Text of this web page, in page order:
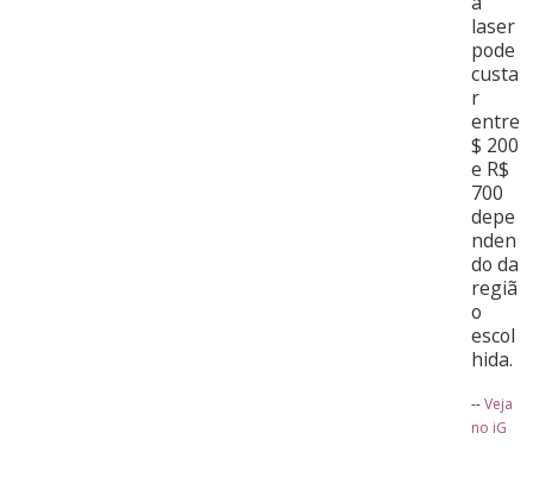
laser
pode
custa
r
entre
$ 200
e R$
700
depe
nden
do da
regiã
o
escol
hida.
--Veja
no iG